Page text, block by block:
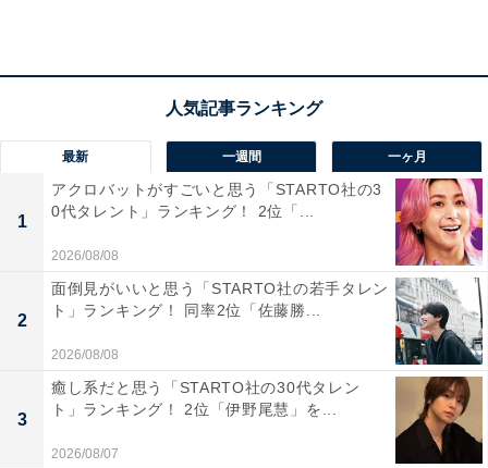
1位：新垣結衣／38票
最新 一週間 一ヶ月
1
アクロバットがすごいと思う「STARTO社の3
0代タレント」ランキング！ 2位「...
2026/08/08
2
面倒見がいいと思う「STARTO社の若手タレン
ト」ランキング！ 同率2位「佐藤勝...
2026/08/08
3
癒し系だと思う「STARTO社の30代タレン
ト」ランキング！ 2位「伊野尾慧」を...
2026/08/07